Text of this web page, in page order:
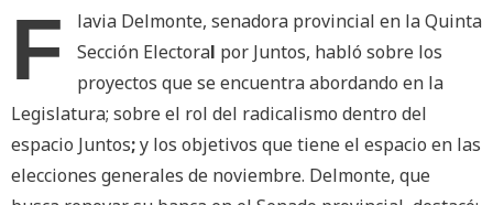
F lavia Delmonte, senadora provincial en laQuinta
Sección Electoral por Juntos, habló sobre los
proyectos que se encuentra abordando en la
Legislatura; sobre el rol del radicalismo dentro del
espacio Juntos;y los objetivos que tiene el espacio en las
elecciones generales de noviembre. Delmonte, que